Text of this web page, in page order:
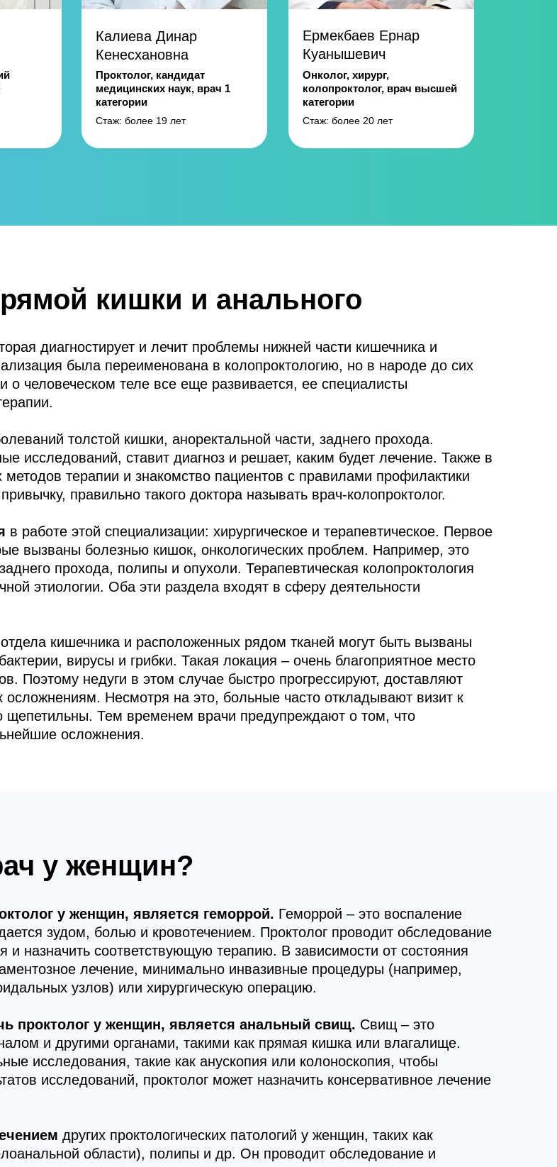
Калиева Динар
Кенесхановна
Проктолог, кандидат
медицинских наук, врач 1
категории
Стаж: более 19 лет
Ермекбаев Ернар
Куанышевич
Онколог, хирург,
колопроктолог, врач высшей
категории
Стаж: более 20 лет
кишки и анального
диагностирует и лечит проблемы нижней части кишечника и
была переименована в колопроктологию, но в народе до сих
о человеческом теле все еще развивается, ее специалисты
толстой кишки, аноректальной части, заднего прохода.
исследований, ставит диагноз и решает, каким будет лечение. Также в
терапии и знакомство пациентов с правилами профилактики
правильно такого доктора называть врач-колопроктолог.
в работе этой специализации: хирургическое и терапевтическое. Первое
вызваны болезнью кишок, онкологических проблем. Например, это
прохода, полипы и опухоли. Терапевтическая колопроктология
этиологии. Оба эти раздела входят в сферу деятельности
кишечника и расположенных рядом тканей могут быть вызваны
вирусы и грибки. Такая локация – очень благоприятное место
Поэтому недуги в этом случае быстро прогрессируют, доставляют
Несмотря на это, больные часто откладывают визит к
щепетильны. Тем временем врачи предупреждают о том, что
осложнения.
у женщин?
у женщин, является геморрой. Геморрой – это воспаление
зудом, болью и кровотечением. Проктолог проводит обследование
назначить соответствующую терапию. В зависимости от состояния
лечение, минимально инвазивные процедуры (например,
узлов) или хирургическую операцию.
проктолог у женщин, является анальный свищ. Свищ – это
и другими органами, такими как прямая кишка или влагалище.
исследования, такие как анускопия или колоноскопия, чтобы
исследований, проктолог может назначить консервативное лечение
других проктологических патологий у женщин, таких как
области), полипы и др. Он проводит обследование и